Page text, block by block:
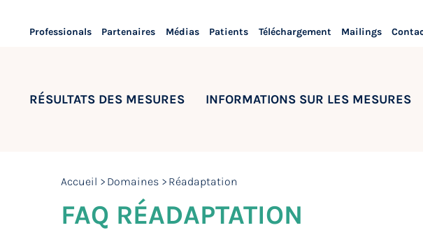
Professionals Partenaires Médias Patients Téléchargement Mailings
RÉSULTATS DES MESURES INFORMATIONS SUR LES MESURES
Accueil Domaines Réadaptation
FAQ RÉADAPTATION